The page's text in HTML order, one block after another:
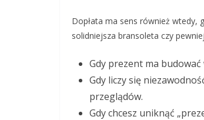
Dopłata ma sens również wtedy,
solidniejsza bransoleta czy
Gdy prezent ma
Gdy liczy się
przeglądów.
Gdy chcesz uniknąć